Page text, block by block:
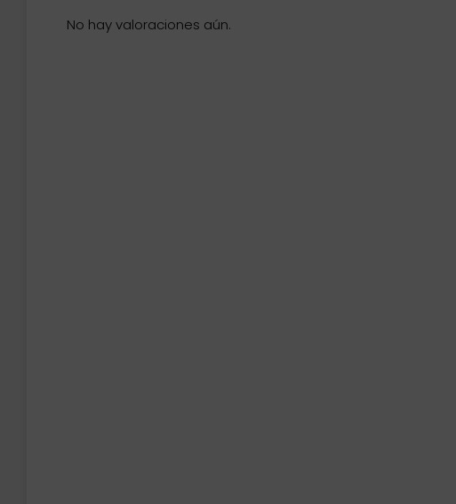
No hay valoraciones aún.